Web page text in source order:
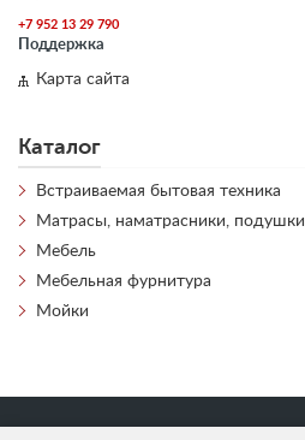
+7 952 13 29 790
Поддержка
Карта сайта
Каталог
Встраиваемая бытовая техника
Матрасы, наматрасники, подушки
Мебель
Мебельная фурнитура
Мойки